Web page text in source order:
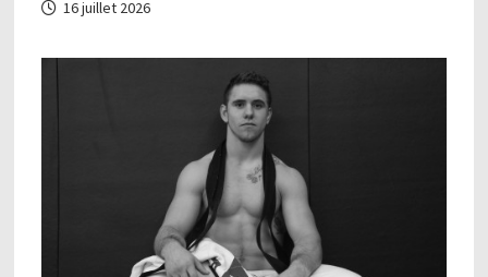
16 juillet 2026